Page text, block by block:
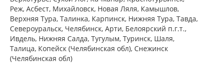
Ксизал (капли для приема внутрь 5
мг/мл 10 мл, флакон-капельница)
ЮСБ Фаршим С.А., Эйсика
Фармасьютикалз С.р.Л. - Италия
есть в 3 аптеках
Реж, Асбест, Михайловск, Новая Ляля, Камышлов,
Верхняя Тура, Талинка, Карпинск, Нижняя Тура, Тавда,
Североуральск, Челябинск, Арти, Белоярский п.г.т.,
Ивдель, Нижняя Салда, Тугулым, Туринск, Шаля,
Талица, Копейск (Челябинская обл), Снежинск
(Челябинская обл)